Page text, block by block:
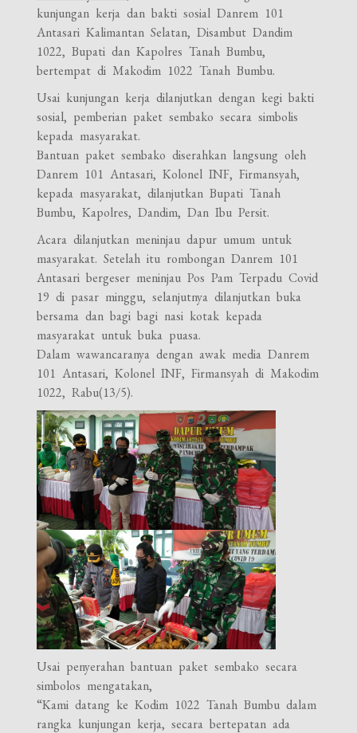
kunjungan kerja dan bakti sosial Danrem 101
Antasari Kalimantan Selatan, Disambut Dandim
1022, Bupati dan Kapolres Tanah Bumbu,
bertempat di Makodim 1022 Tanah Bumbu.
Usai kunjungan kerja dilanjutkan dengan kegi bakti
sosial, pemberian paket sembako secara simbolis
kepada masyarakat.
Bantuan paket sembako diserahkan langsung oleh
Danrem 101 Antasari, Kolonel INF, Firmansyah,
kepada masyarakat, dilanjutkan Bupati Tanah
Bumbu, Kapolres, Dandim, Dan Ibu Persit.
Acara dilanjutkan meninjau dapur umum untuk
masyarakat. Setelah itu rombongan Danrem 101
Antasari bergeser meninjau Pos Pam Terpadu Covid
19 di pasar minggu, selanjutnya dilanjutkan buka
bersama dan bagi bagi nasi kotak kepada
masyarakat untuk buka puasa.
Dalam wawancaranya dengan awak media Danrem
101 Antasari, Kolonel INF, Firmansyah di Makodim
1022, Rabu(13/5).
Usai penyerahan bantuan paket sembako secara
simbolos mengatakan,
“Kami datang ke Kodim 1022 Tanah Bumbu dalam
rangka kunjungan kerja, secara bertepatan ada